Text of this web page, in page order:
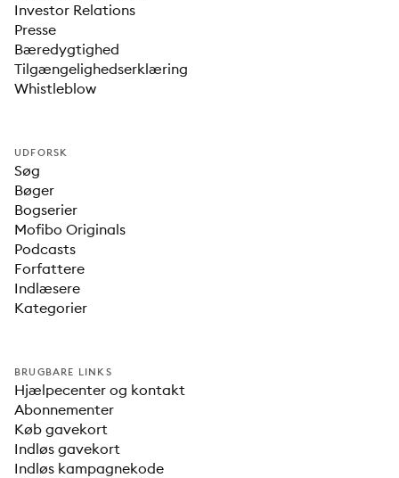
Investor Relations
Presse
Bæredygtighed
Tilgængelighedserklæring
Whistleblow
UDFORSK
Søg
Bøger
Bogserier
Mofibo Originals
Podcasts
Forfattere
Indlæsere
Kategorier
BRUGBARE LINKS
Hjælpecenter og kontakt
Abonnementer
Køb gavekort
Indløs gavekort
Indløs kampagnekode